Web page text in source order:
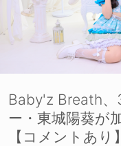
Baby'z Breath
ー・東城陽葵が
【コメントあり】